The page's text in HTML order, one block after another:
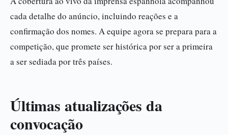
cada detalhe do anúncio, incluindo reações e a
confirmação dos nomes. A equipe agora se prepara para a
competição, que promete ser histórica por ser a primeira
a ser sediada por três países.
Últimas atualizações da
convocação